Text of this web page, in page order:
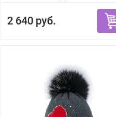
2 640 руб.